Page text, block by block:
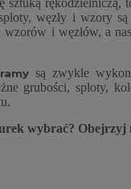
sztuką
węzły i wzory
wzorów i węzłów, a
są zwykle
grubości, sploty,
wybrać? Obejrzyj